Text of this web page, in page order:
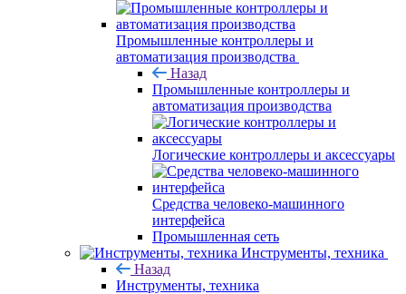
Промышленные контроллеры и
автоматизация производства
Назад
Промышленные контроллеры и
автоматизация производства
Логические контроллеры и аксессуары
Средства человеко-машинного
интерфейса
Промышленная сеть
Инструменты, техника
Назад
Инструменты, техника